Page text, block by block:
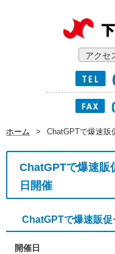
アクセ
ホーム > ChatGPTで爆速
ChatGPTで爆速
日開催
ChatGPTで爆速販促
開催日